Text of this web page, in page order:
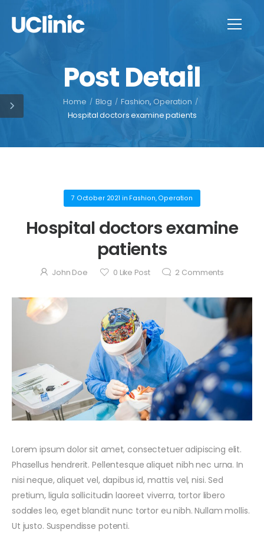
Post Detail
Home / Blog / Fashion, Operation /
Hospital doctors examine patients
7 October 2021
discounts for a
full inspection
by John Doe
7 October 2021
Team of
Experts
John Doe
7 October 2021 in Fashion, Operation
Hospital doctors examine
patients
John Doe 0 Like Post 2 Comments
Lorem ipsum dolor sit amet, consectetuer adipiscing elit.
Phasellus hendrerit. Pellentesque aliquet nibh nec urna. In
nisi neque, aliquet vel, dapibus id, mattis vel, nisi. Sed
pretium, ligula sollicitudin laoreet viverra, tortor libero
sodales leo, eget blandit nunc tortor eu nibh. Nullam mollis.
Ut justo. Suspendisse potenti.